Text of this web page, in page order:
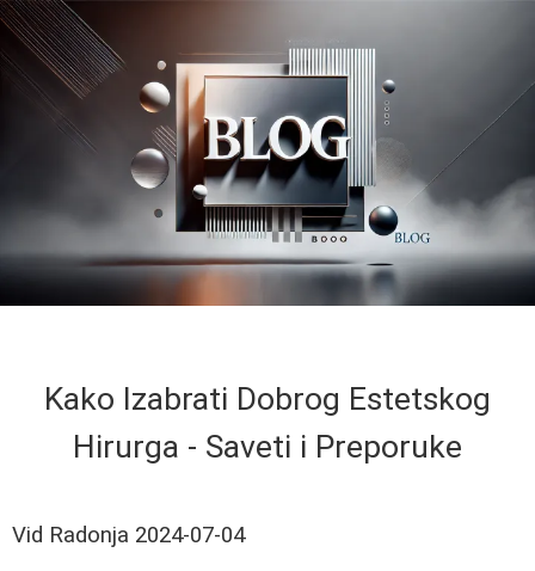
Kako Izabrati Dobrog Estetskog
Hirurga - Saveti i Preporuke
Vid Radonja 2024-07-04